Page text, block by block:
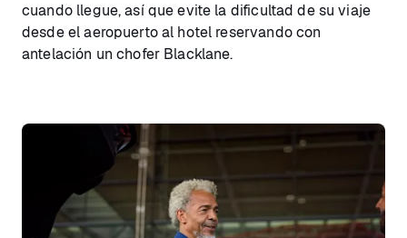
cuando llegue, así que evite la dificultad de su viaje
desde el aeropuerto al hotel reservando con
antelación un chofer Blacklane.